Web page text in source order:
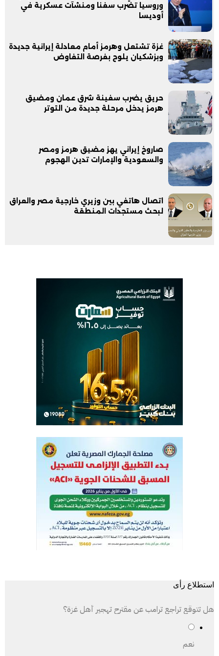
وروسيا تضرب سفنا ومنشآت عسكرية في
أوديسا
غزة تشتعل وهرمز أمام معادلة إيرانية جديدة
وبزشكيان يلوح بفرصة التفاوض
حريق يضرب سفينة شرق عمان ومضيق
هرمز يدخل مرحلة جديدة من التوتر
صاروخ إيراني يهز مضيق هرمز ومصر
والسعودية والإمارات تدين الهجوم
اتصال هاتفي بين وزيري خارجية مصر والعراق
لبحث مستجدات المنطقة
استطلاع رأى
هل تتوقع تراجع ترامب عن مقترح تهجير أهل غزة؟
نعم